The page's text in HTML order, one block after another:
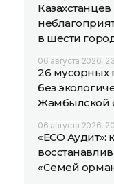
в шести
06 августа 2026,
26 мусорных
без
Жамбылской
06 августа 2026,
«ECO Аудит»:
«Семей